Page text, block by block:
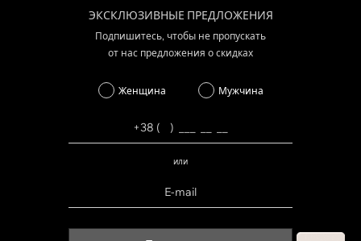
ЭКСКЛЮЗИВНЫЕ ПРЕДЛОЖЕНИЯ
Подпишитесь, чтобы не пропускать
от нас предложения о скидках
Женщина Мужчина
или